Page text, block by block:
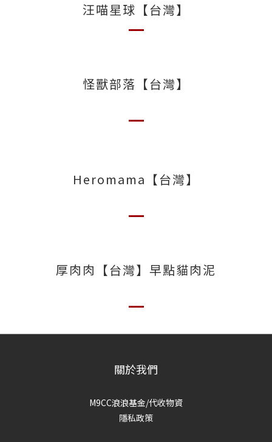
汪喵星球【台灣】
怪獸部落【台灣】
Heromama【台灣】
厚肉肉【台灣】早點貓肉泥
關於我們
M9CC浪浪基金/代收物資
隱私政策